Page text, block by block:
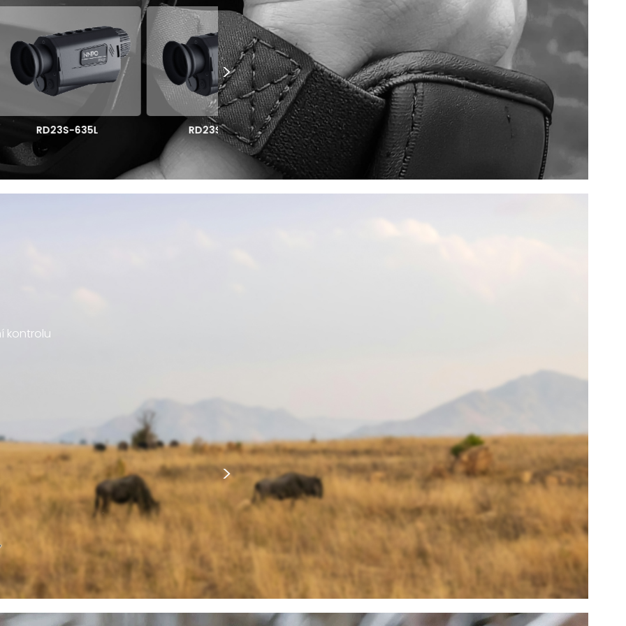
RD23S-625L RD23S-619L RD23S-319L
>
kontrolu
>